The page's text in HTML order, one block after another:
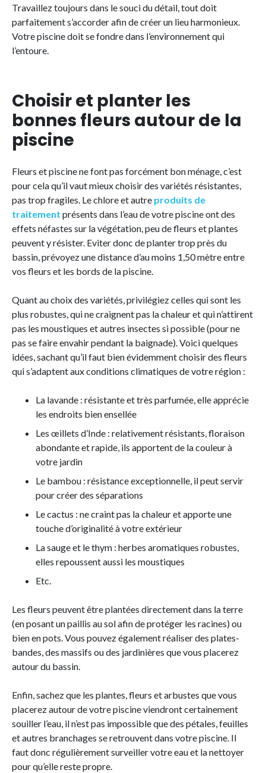
Travaillez toujours dans le souci du détail, tout doit
parfaitement s’accorder afin de créer un lieu harmonieux.
Votre piscine doit se fondre dans l’environnement qui
l’entoure.
Choisir et planter les
bonnes fleurs autour de la
piscine
Fleurs et piscine ne font pas forcément bon ménage, c’est
pour cela qu’il vaut mieux choisir des variétés résistantes,
pas trop fragiles. Le chlore et autre produits de
traitement présents dans l’eau de votre piscine ont des
effets néfastes sur la végétation, peu de fleurs et plantes
peuvent y résister. Eviter donc de planter trop près du
bassin, prévoyez une distance d’au moins 1,50 mètre entre
vos fleurs et les bords de la piscine.
Quant au choix des variétés, privilégiez celles qui sont les
plus robustes, qui ne craignent pas la chaleur et qui n’attirent
pas les moustiques et autres insectes si possible (pour ne
pas se faire envahir pendant la baignade). Voici quelques
idées, sachant qu’il faut bien évidemment choisir des fleurs
qui s’adaptent aux conditions climatiques de votre région :
La lavande : résistante et très parfumée, elle apprécie
les endroits bien ensellée
Les œillets d’Inde : relativement résistants, floraison
abondante et rapide, ils apportent de la couleur à
votre jardin
Le bambou : résistance exceptionnelle, il peut servir
pour créer des séparations
Le cactus : ne craint pas la chaleur et apporte une
touche d’originalité à votre extérieur
La sauge et le thym : herbes aromatiques robustes,
elles repoussent aussi les moustiques
Etc.
Les fleurs peuvent être plantées directement dans la terre
(en posant un paillis au sol afin de protéger les racines) ou
bien en pots. Vous pouvez également réaliser des plates-
bandes, des massifs ou des jardinières que vous placerez
autour du bassin.
Enfin, sachez que les plantes, fleurs et arbustes que vous
placerez autour de votre piscine viendront certainement
souiller l’eau, il n’est pas impossible que des pétales, feuilles
et autres branchages se retrouvent dans votre piscine. Il
faut donc régulièrement surveiller votre eau et la nettoyer
pour qu’elle reste propre.